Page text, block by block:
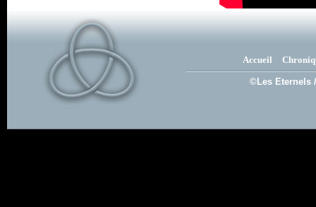
Accueil
©Les Eternels